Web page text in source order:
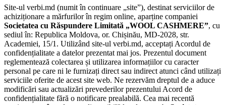
Site-ul verbi.md (numit în continuare „site”), destinat serviciilor de
achiziționare a mărfurilor în regim online, aparține companiei
Societatea cu Răspundere Limitată „WOOL CASHMERE”, cu
sediul în: Republica Moldova, or. Chișinău, MD-2028, str.
Academiei, 15/1. Utilizând site-ul verbi.md, acceptați Acordul de
confidențialitate a datelor prezentat mai jos. Prezentul document
reglementează colectarea și utilizarea informațiilor cu caracter
personal pe care ni le furnizați direct sau indirect atunci când utilizați
serviciile oferite de acest site web. Ne rezervăm dreptul de a aduce
modificări sau actualizări prevederilor prezentului Acord de
confidențialitate fără o notificare prealabilă. Cea mai recentă